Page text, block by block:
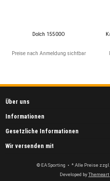
Dolch 15500O
Preise nach Anmeldung sichtbar
Über uns
Informationen
Gesetzliche Informationen
Wir versenden mit
© EA Sporting • * Alle Preise
Developed byThemeart